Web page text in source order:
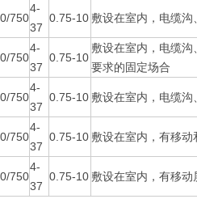
750
4-
37
0.75-10 敷设在室内，电缆
750
4-
37
0.75-10
敷设在室内，电缆
要求的固定场合
750
4-
37
0.75-10 敷设在室内，电缆
750
4-
37
0.75-10 敷设在室内，有移动
750
4-
37
0.75-10 敷设在室内，有移